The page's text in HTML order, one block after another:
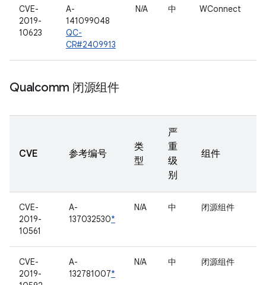
CVE-
2019-
10623
A-
141099048
QC-
CR#2409913
N/A 中 WConnect
Qualcomm 闭源组件
CVE 参考编号
类
型
严
重
级
别
组件
CVE-
2019-
10561
A-
137032530*
N/A 中 闭源组件
CVE-
2019-
A-
132781007*
N/A 中 闭源组件